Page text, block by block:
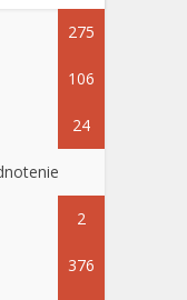
275
106
24
2
376